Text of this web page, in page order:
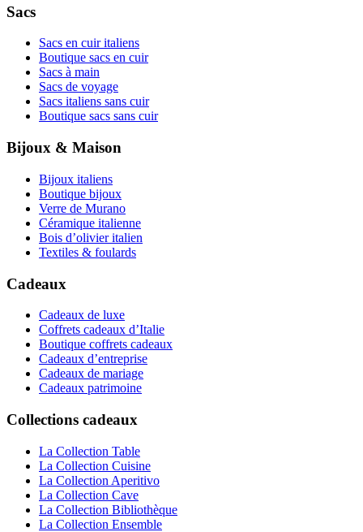
Sacs
Sacs en cuir italiens
Boutique sacs en cuir
Sacs à main
Sacs de voyage
Sacs italiens sans cuir
Boutique sacs sans cuir
Bijoux & Maison
Bijoux italiens
Boutique bijoux
Verre de Murano
Céramique italienne
Bois d’olivier italien
Textiles & foulards
Cadeaux
Cadeaux de luxe
Coffrets cadeaux d’Italie
Boutique coffrets cadeaux
Cadeaux d’entreprise
Cadeaux de mariage
Cadeaux patrimoine
Collections cadeaux
La Collection Table
La Collection Cuisine
La Collection Aperitivo
La Collection Cave
La Collection Bibliothèque
La Collection Ensemble